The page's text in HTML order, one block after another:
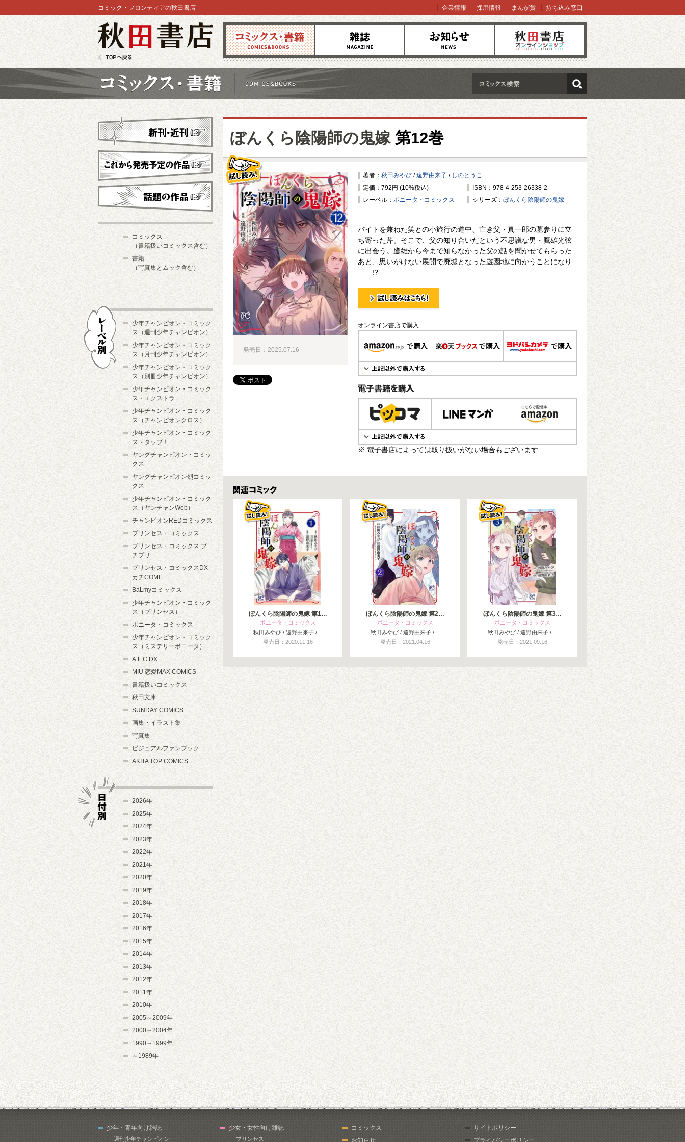
コミックス 雑誌 お知らせ オンラインショップ
コミック・フロンティアの秋田書店 企業情報 採用情報 まんが賞 持ち込み窓口
検索
ぼんくら陰陽師の鬼嫁第12巻
著者： 秋田みやび /遠野由来子 / しのとうこ
定価：792円 (10%税込)
ISBN：978-4-253-26338-2
レーベル： ボニータ・コミックス シリーズ： ぼんくら陰陽師の鬼嫁
バイトを兼ねた笑との小旅行の道中、亡き父・真一郎の墓参りに立
ち寄った芹。そこで、父の知り合いだという不思議な男・鷹雄光弦
に出会う。鷹雄から今まで知らなかった父の話を聞かせてもらった
あと、思いがけない展開で廃墟となった遊園地に向かうことになり
――!?
試し読み！
オンライン書店で購入
電子書籍で購入
※ 電子書店によっては取り扱いがない場合もございます
発売日：2025.07.16
関連コミックス
ぼんくら陰陽師の鬼嫁 第1…
ボニータ・コミックス
秋田みやび / 遠野由来子 /…
発売日：2020.11.16
ぼんくら陰陽師の鬼嫁 第2…
ボニータ・コミックス
秋田みやび / 遠野由来子 /…
発売日：2021.04.16
ぼんくら陰陽師の鬼嫁 第3…
ボニータ・コミックス
秋田みやび / 遠野由来子 /…
発売日：2021.09.16
新刊・近刊
これから発売予定
コミックス
（書籍扱いコミックス含む）
書籍
（写真集とムック含む）
少年チャンピオン・コミック
ス（週刊少年チャンピオン）
少年チャンピオン・コミック
ス（月刊少年チャンピオン）
少年チャンピオン・コミック
ス（別冊少年チャンピオン）
少年チャンピオン・コミック
ス・エクストラ
少年チャンピオン・コミック
ス（チャンピオンクロス）
少年チャンピオン・コミック
ス・タップ！
ヤングチャンピオン・コミッ
クス
ヤングチャンピオン烈コミッ
クス
少年チャンピオン・コミック
ス（ヤンチャンWeb）
チャンピオンREDコミックス
プリンセス・コミックス
プリンセス・コミックス プ
チプリ
プリンセス・コミックスDX
カチCOMI
BaLmyコミックス
少年チャンピオン・コミック
ス（プリンセス）
ボニータ・コミックス
少年チャンピオン・コミック
ス（ミステリーボニータ）
A.L.C.DX
MIU 恋愛MAX COMICS
書籍扱いコミックス
秋田文庫
SUNDAY COMICS
画集・イラスト集
写真集
ビジュアルファンブック
AKITA TOP COMICS
2026年
2025年
2024年
2023年
2022年
2021年
2020年
2019年
2018年
2017年
2016年
2015年
2014年
2013年
2012年
2011年
2010年
2005～2009年
2000～2004年
1990～1999年
～1989年
少年・青年向け雑誌
週刊少年チャンピオン
少女・女性向け雑誌
プリンセス
コミックス
お知らせ
サイトポリシー
プライバシーポリシー